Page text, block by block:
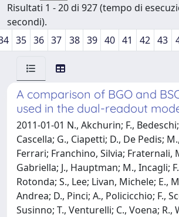
Risultati 1 - 20 di 927 (tempo di
secondi).
35 36 37 38 39 40 41 42 43
A comparison of BGO and
used in the dual-readout
2011-01-01 N., Akchurin; F.,
Cascella; G., Ciapetti; D., De Pedis;
Ferrari; Franchino, Silvia; Fraternali,
Gabriella; J., Hauptman; M., Incagli;
Rotonda; S., Lee; Livan, Michele; E.,
Andrea; D., Pinci; A., Policicchio; F.,
Susinno; T., Venturelli; C., Voena; R.,